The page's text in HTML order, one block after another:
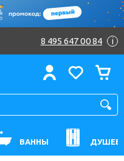
8 495 647 00 84 i
ВАННЫ